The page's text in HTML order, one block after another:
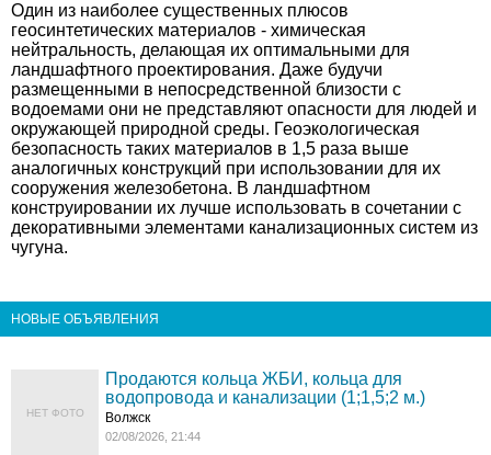
Один из наиболее существенных плюсов
геосинтетических материалов - химическая
нейтральность, делающая их оптимальными для
ландшафтного проектирования. Даже будучи
размещенными в непосредственной близости с
водоемами они не представляют опасности для людей и
окружающей природной среды. Геоэкологическая
безопасность таких материалов в 1,5 раза выше
аналогичных конструкций при использовании для их
сооружения железобетона. В ландшафтном
конструировании их лучше использовать в сочетании с
декоративными элементами канализационных систем из
чугуна.
НОВЫЕ ОБЪЯВЛЕНИЯ
НЕТ ФОТО
Продаются кольца ЖБИ, кольца для
водопровода и канализации (1;1,5;2 м.)
Волжск
02/08/2026, 21:44